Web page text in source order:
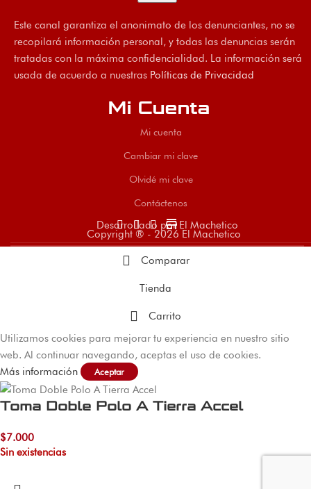
Este canal garantiza el anonimato de los denunciantes, no se
recopilará información personal, y todas las denuncias serán
tratadas con la máxima confidencialidad. La información será
usada de acuerdo a nuestras Políticas de Privacidad
Mi Cuenta
Mi cuenta
Cambiar mi clave
Olvidé mi clave
Contáctenos
store
Desarrollado por El Machetico
Copyright ® - 2026 El Machetico
Comparar
Tienda
Carrito
Utilizamos cookies para mejorar tu experiencia en nuestro sitio
web. Al continuar navegando, aceptas el uso de cookies.
Más información
Aceptar
Toma Doble Polo A Tierra Accel
$7.000
Sin existencias